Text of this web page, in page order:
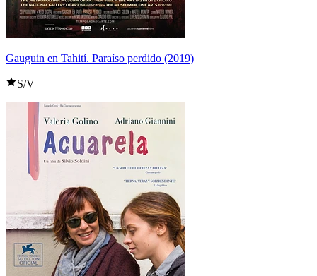
Gauguin en Tahití. Paraíso perdido (2019)
S/V